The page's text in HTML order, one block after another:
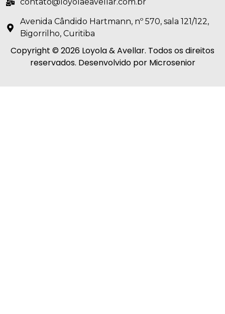
contato@loyolaeavellar.com.br
Avenida Cândido Hartmann, nº 570, sala 121/122,
Bigorrilho, Curitiba
Copyright © 2026 Loyola & Avellar. Todos os direitos
reservados. Desenvolvido por Microsenior